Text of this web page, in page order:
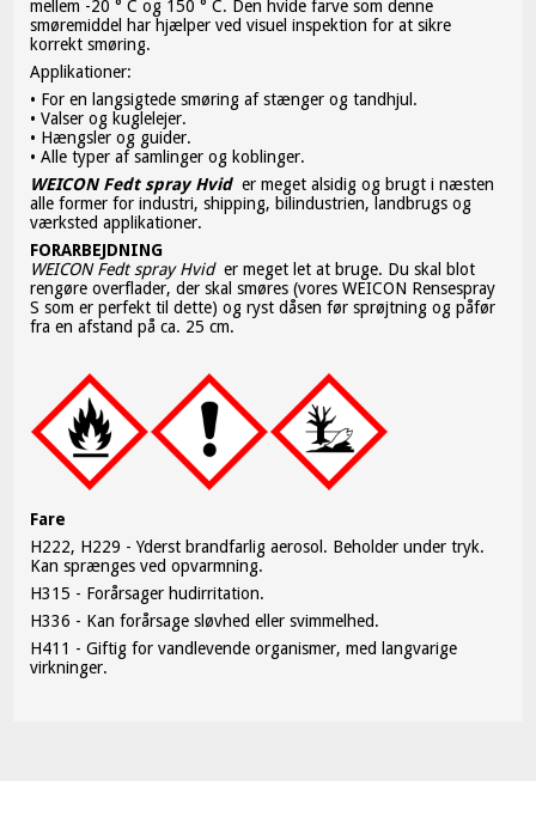
mellem -20 ° C og 150 ° C. Den hvide farve som denne
smøremiddel har hjælper ved visuel inspektion for at sikre
korrekt smøring.
Applikationer:
• For en langsigtede smøring af stænger og tandhjul.
• Valser og kuglelejer.
• Hængsler og guider.
• Alle typer af samlinger og koblinger.
WEICON Fedt spray Hvid er meget alsidig og brugt i næsten
alle former for industri, shipping, bilindustrien, landbrugs og
værksted applikationer.
FORARBEJDNING
WEICON Fedt spray Hvid er meget let at bruge. Du skal blot
rengøre overflader, der skal smøres (vores WEICON Rensespray
S som er perfekt til dette) og ryst dåsen før sprøjtning og påfør
fra en afstand på ca. 25 cm.
Fare
H222, H229 - Yderst brandfarlig aerosol. Beholder under tryk.
Kan sprænges ved opvarmning.
H315 - Forårsager hudirritation.
H336 - Kan forårsage sløvhed eller svimmelhed.
H411 - Giftig for vandlevende organismer, med langvarige
virkninger.